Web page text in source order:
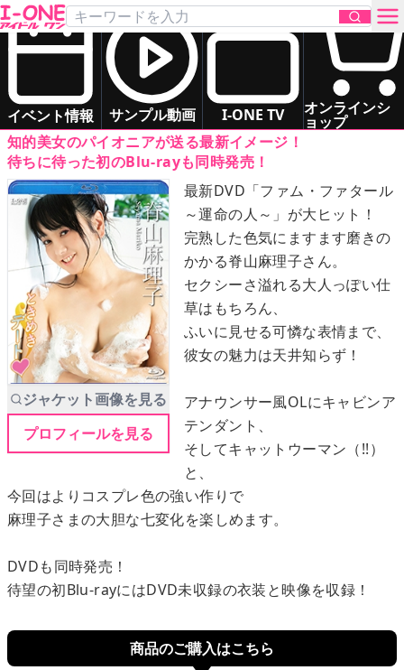
イベント情報 サンプル動画 I-ONE TV オンラインシ
ョップ
お問い合わせ
TOP
DVD
Blu-ray
サンプル動画
イベント情報
アイドル一覧
メニュー
▶発売中
▶新作
脊山 麻理子
「ときめきデート♥」 Blu-ray
スレンダー
清楚系 お姉さま系
知的美女のパイオニアが送る最新イメージ！
待ちに待った初のBlu-rayも同時発売！
ジャケット画像を見る
プロフィールを見る
最新DVD「ファム・ファタール
～運命の人～」が大ヒット！
完熟した色気にますます磨きの
かかる脊山麻理子さん。
セクシーさ溢れる大人っぽい仕
草はもちろん、
ふいに見せる可憐な表情まで、
彼女の魅力は天井知らず！
アナウンサー風OLにキャビンア
テンダント、
そしてキャットウーマン（!!）
と、
今回はよりコスプレ色の強い作りで
麻理子さまの大胆な七変化を楽しめます。
DVDも同時発売！
待望の初Blu-rayにはDVD未収録の衣装と映像を収録！
商品のご購入はこちら